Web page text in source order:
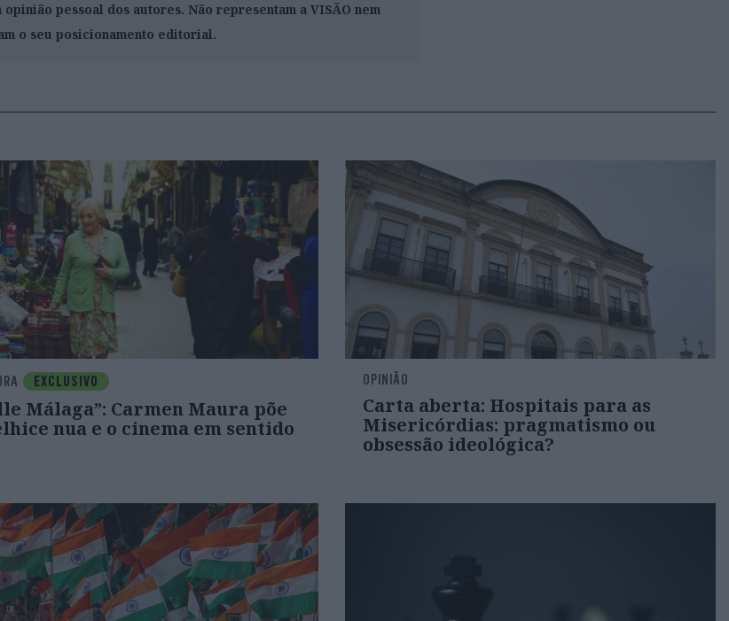
pessoal dos autores. Não representam a VISÃO nem
o seu posicionamento editorial.
EXCLUSIVO
Málaga”: Carmen Maura põe
nua e o cinema em sentido
OPINIÃO
Carta aberta: Hospitais para as
Misericórdias: pragmatismo ou
obsessão ideológica?